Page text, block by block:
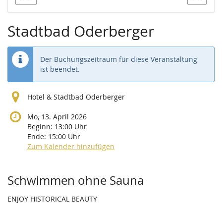
Stadtbad Oderberger
Der Buchungszeitraum für diese Veranstaltung
ist beendet.
Hotel & Stadtbad Oderberger
Mo, 13. April 2026
Beginn: 13:00 Uhr
Ende: 15:00 Uhr
Zum Kalender hinzufügen
Produkte
Schwimmen ohne Sauna
ENJOY HISTORICAL BEAUTY